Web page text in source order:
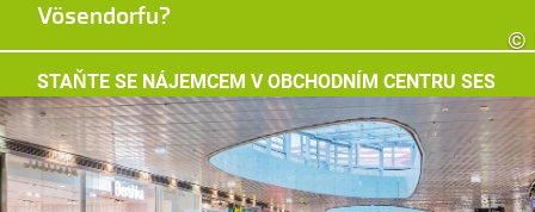
©
Vösendorfu?
STAŇTE SE NÁJEMCEM V OBCHODNÍM CENTRU SES